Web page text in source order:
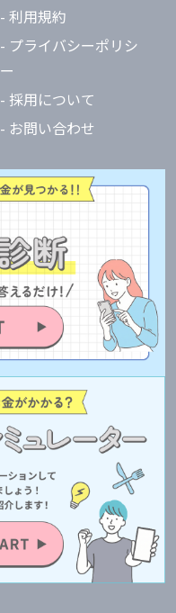
- 利用規約
- プライバシーポリシ
ー
- 採用について
- お問い合わせ